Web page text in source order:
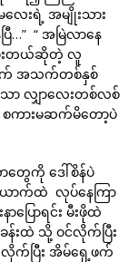
ေးရဲ့ အမျိုးသား
…” “ အမြဲလာနေ
ားတယ်ဆိုတဲ့ လူ
က် အသက်တစ်နှစ်
ာ လျှာလေးတစ်လစ်
ားမဆက်မိတော့ပဲ
တွေကို ဒေါ်စိန်ပဲ
ာက်ထဲ လုပ်နေကြာ
ြောရင်း မီးဖိုထဲ
းထဲ သို့ ဝင်လိုက်ပြီး
လိုက်ပြီး အိမ်ရှေ့ဖက်